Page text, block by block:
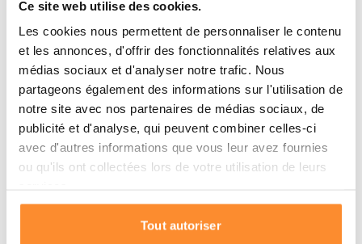
Ce site web utilise des cookies.
Les cookies nous permettent de personnaliser le contenu
et les annonces, d'offrir des fonctionnalités relatives aux
médias sociaux et d'analyser notre trafic. Nous
partageons également des informations sur l'utilisation de
notre site avec nos partenaires de médias sociaux, de
publicité et d'analyse, qui peuvent combiner celles-ci
avec d'autres informations que vous leur avez fournies
ou qu'ils ont collectées lors de votre utilisation de leurs
Tout autoriser
Tout le matériel médical est rangé dans un sac solide.
Il s'accompagne d'instructions détaillées pour assurer
des soins adéquats. Une trousse de soins telle que la
Care Plus – Emergency vous rendra service dans toutes
sortes de situations. Vous pouvez l'emporter avec vous
lors de vos voyages ou la conserver à la maison. Ainsi,
vous n'êtes jamais pris de court dans des situations
d'urgence.
Spécifications de la trousse de premiers
secours Care Plus – Emergency